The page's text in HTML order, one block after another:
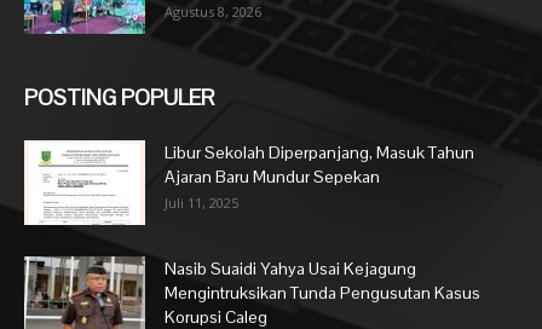
Agustus 8, 2026
POSTING POPULER
Libur Sekolah Diperpanjang, Masuk Tahun
Ajaran Baru Mundur Sepekan
Juli 11, 2025
Nasib Suaidi Yahya Usai Kejagung
Mengintruksikan Tunda Pengusutan Kasus
Korupsi Caleg